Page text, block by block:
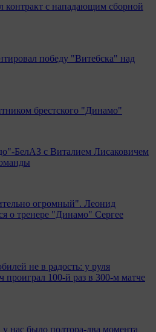
контракт с нападающим сборной
победу "Витебска" над
брестского "Динамо"
БелАЗ с Виталием Лисаковичем
огромный". Леонид
о тренере "Динамо" Сергее
не в радость: у руля
100-й раз в 300-м матче
нас было полтора-два момента